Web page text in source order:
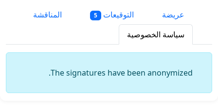
عريضة التوقيعات 5
المناقشة
سياسة الخصوصية
The signatures have been anonymized.